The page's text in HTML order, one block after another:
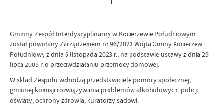
Gminny Zespół Interdyscyplinarny w Kocierzewie Południowym
został powołany Zarządzeniem nr 96/2023 Wójta Gminy Kocierzew
Południowy z dnia 6 listopada 2023 r., na podstawie ustawy z dnia 29
lipca 2005 r. o przeciwdziałaniu przemocy domowej.
W skład Zespołu wchodzą przedstawiciele pomocy społecznej,
gminnej komisji rozwiązywania problemów alkoholowych, policji,
oświaty, ochrony zdrowia, kuratorzy sądowi.